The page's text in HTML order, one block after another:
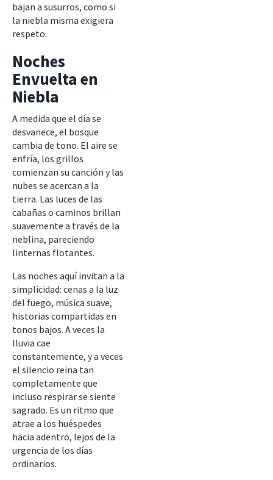
bajan a susurros, como si
la niebla misma exigiera
respeto.
Noches
Envuelta en
Niebla
A medida que el día se
desvanece, el bosque
cambia de tono. El aire se
enfría, los grillos
comienzan su canción y las
nubes se acercan a la
tierra. Las luces de las
cabañas o caminos brillan
suavemente a través de la
neblina, pareciendo
linternas flotantes.
Las noches aquí invitan a la
simplicidad: cenas a la luz
del fuego, música suave,
historias compartidas en
tonos bajos. A veces la
lluvia cae
constantemente, y a veces
el silencio reina tan
completamente que
incluso respirar se siente
sagrado. Es un ritmo que
atrae a los huéspedes
hacia adentro, lejos de la
urgencia de los días
ordinarios.